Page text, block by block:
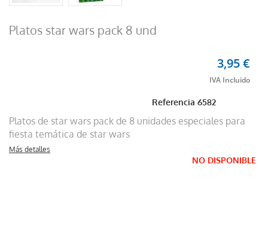
Platos star wars pack 8 und
Referencia6582
3,95 €
Platos de star wars pack de 8 unidades especiales para
fiesta temática de star wars
Más detalles
NO DISPONIBLE